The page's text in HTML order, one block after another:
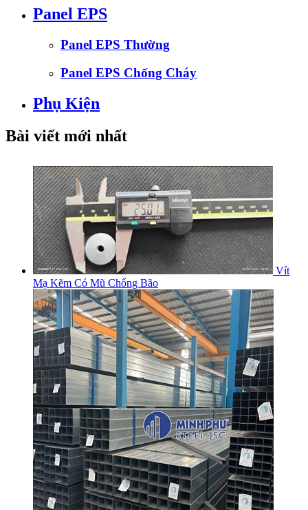
Panel EPS
Panel EPS Thường
Panel EPS Chống Cháy
Phụ Kiện
Bài viết mới nhất
Vít
Mạ Kẽm Có Mũ Chống Bão